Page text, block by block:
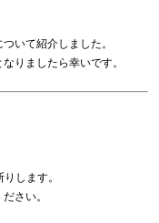
いて紹介しました。
りましたら幸いです。
します。
さい。